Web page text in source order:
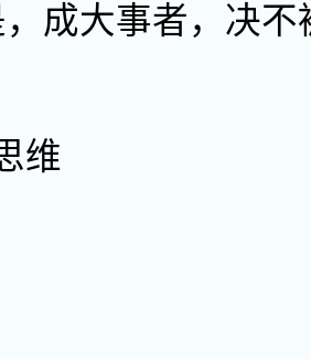
成大事者，决
维